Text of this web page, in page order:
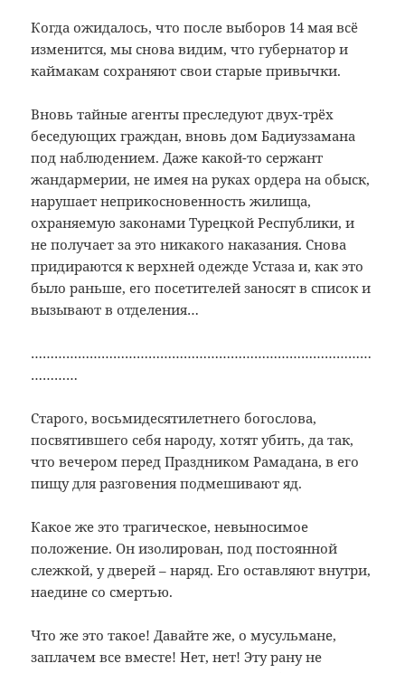
Когда ожидалось, что после выборов 14 мая всё
изменится, мы снова видим, что губернатор и
каймакам сохраняют свои старые привычки.
Вновь тайные агенты преследуют двух-трёх
беседующих граждан, вновь дом Бадиуззамана
под наблюдением. Даже какой-то сержант
жандармерии, не имея на руках ордера на обыск,
нарушает неприкосновенность жилища,
охраняемую законами Турецкой Республики, и
не получает за это никакого наказания. Снова
придираются к верхней одежде Устаза и, как это
было раньше, его посетителей заносят в список и
вызывают в отделения…
……………………………………………………………………………
…………
Старого, восьмидесятилетнего богослова,
посвятившего себя народу, хотят убить, да так,
что вечером перед Праздником Рамадана, в его
пищу для разговения подмешивают яд.
Какое же это трагическое, невыносимое
положение. Он изолирован, под постоянной
слежкой, у дверей – наряд. Его оставляют внутри,
наедине со смертью.
Что же это такое! Давайте же, о мусульмане,
заплачем все вместе! Нет, нет! Эту рану не